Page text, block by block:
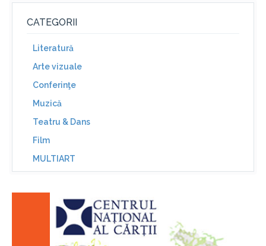
CATEGORII
Literatură
Arte vizuale
Conferinţe
Muzică
Teatru & Dans
Film
MULTIART